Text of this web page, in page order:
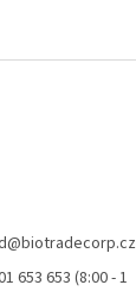
@biotradecorp.cz
653 653 (8:00 - 1